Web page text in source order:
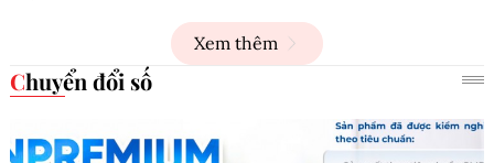
Xem thêm
Chuyển đổi số